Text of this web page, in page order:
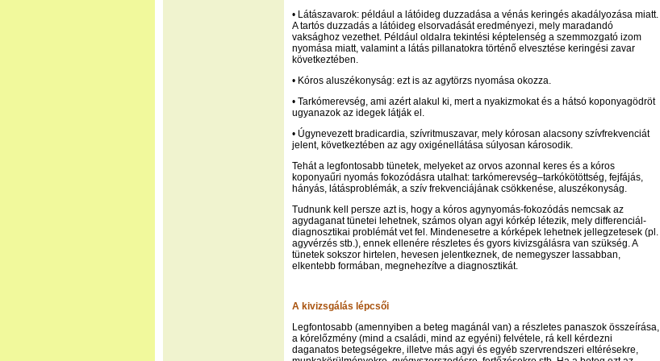
• Látászavarok: például a látóideg duzzadása a vénás keringés akadályozása miatt.
A tartós duzzadás a látóideg elsorvadását eredményezi, mely maradandó
vaksághoz vezethet. Például oldalra tekintési képtelenség a szemmozgató izom
nyomása miatt, valamint a látás pillanatokra történő elvesztése keringési zavar
következtében.
• Kóros aluszékonyság: ezt is az agytörzs nyomása okozza.
• Tarkómerevség, ami azért alakul ki, mert a nyakizmokat és a hátsó koponyagödröt
ugyanazok az idegek látják el.
• Úgynevezett bradicardia, szívritmuszavar, mely kórosan alacsony szívfrekvenciát
jelent, következtében az agy oxigénellátása súlyosan károsodik.
Tehát a legfontosabb tünetek, melyeket az orvos azonnal keres és a kóros
koponyaűri nyomás fokozódásra utalhat: tarkómerevség–tarkókötöttség, fejfájás,
hányás, látásproblémák, a szív frekvenciájának csökkenése, aluszékonyság.
Tudnunk kell persze azt is, hogy a kóros agynyomás-fokozódás nemcsak az
agydaganat tünetei lehetnek, számos olyan agyi kórkép létezik, mely differenciál-
diagnosztikai problémát vet fel. Mindenesetre a kórképek lehetnek jellegzetesek (pl.
agyvérzés stb.), ennek ellenére részletes és gyors kivizsgálásra van szükség. A
tünetek sokszor hirtelen, hevesen jelentkeznek, de nemegyszer lassabban,
elkentebb formában, megnehezítve a diagnosztikát.
A kivizsgálás lépcsői
Legfontosabb (amennyiben a beteg magánál van) a részletes panaszok összeírása,
a kórelőzmény (mind a családi, mind az egyéni) felvétele, rá kell kérdezni
daganatos betegségekre, illetve más agyi és egyéb szervrendszeri eltérésekre,